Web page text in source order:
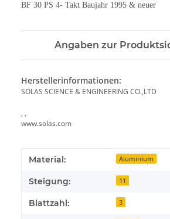
BF 30 PS 4- Takt Baujahr 1995 & neuer
Angaben zur
Herstellerinformationen:
SOLAS SCIENCE & ENGINEERING CO.,LTD
, ,
www.solas.com
Produkteigenschaft
Wert
Material: Aluminium
Steigung: 11
Blattzahl: 3